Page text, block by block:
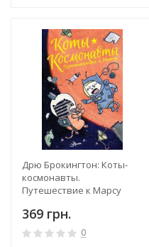
Дрю Брокингтон: Коты-
космонавты.
Путешествие к Марсу
369 грн.
0